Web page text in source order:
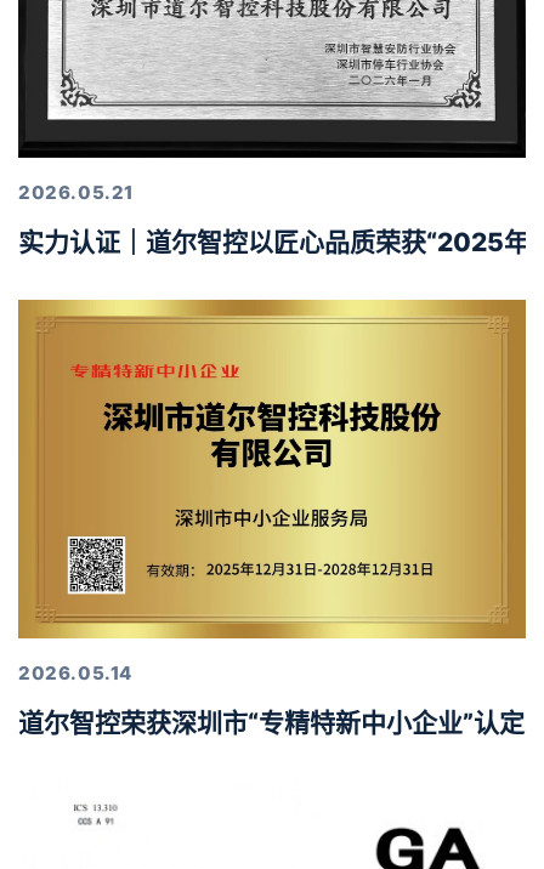
2026.05.21
实力认证｜道尔智控以匠心品质荣获“2025年
2026.05.14
道尔智控荣获深圳市“专精特新中小企业”认定